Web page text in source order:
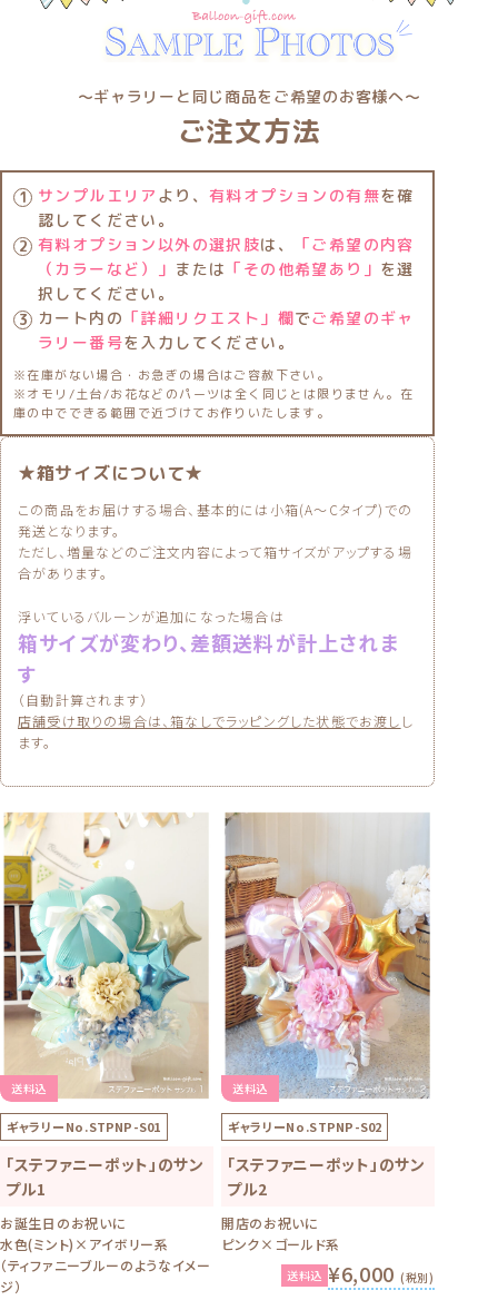
〜ギャラリーと同じ商品をご希望のお客様へ〜
ご注文方法
サンプルエリア より、有料オプションの有無を確
認してください。
有料オプション以外の選択肢は、
「ご希望の内容
（カラーなど）」 または 「その他希望あり」 を選
択してください。
カート内の 「詳細リクエスト」欄でご希望のギャ
ラリー番号を入力してください。
※在庫がない場合・お急ぎの場合はご容赦下さい。
※オモリ/土台/お花などのパーツは全く同じとは限りません。在
庫の中でできる範囲で近づけてお作りいたします。
★箱サイズについて★
この商品をお届けする場合、基本的には小箱(A〜Cタイプ)での
発送となります。
ただし、増量などのご注文内容によって箱サイズがアップする場
合があります。
浮いているバルーンが追加になった場合は
箱サイズが変わり、差額送料が計上されま
す
（自動計算されます）
店舗受け取りの場合は、箱なしでラッピングした状態でお渡し し
ます。
送料込
ギャラリーNo.STPNP-S01
「ステファニーポット」のサン
プル1
お誕生日のお祝いに
水色(ミント)×アイボリー系
（ティファニーブルーのようなイメー
ジ）
送料込
ギャラリーNo.STPNP-S02
「ステファニーポット」のサン
プル2
開店のお祝いに
ピンク×ゴールド系
送料込 ¥6,000 (税別)